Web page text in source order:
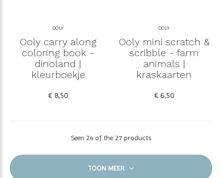
OOLY
Ooly carry along
coloring book -
dinoland |
kleurboekje
€ 8,50
OOLY
Ooly mini scratch &
scribble - farm
animals |
kraskaarten
€ 6,50
Seen 24 of the 27 products
TOON MEER